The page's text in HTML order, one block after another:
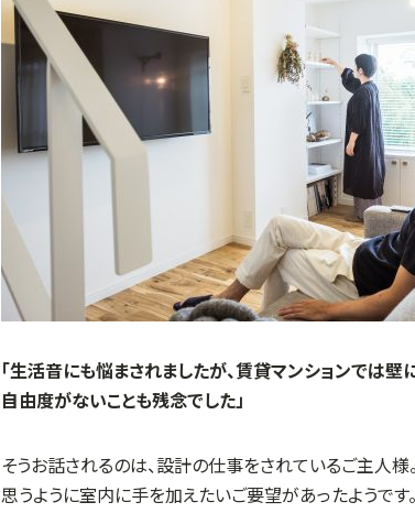
「生活音にも悩まされましたが、賃貸マンションでは壁
自由度がないことも残念でした」
そうお話されるのは、設計の仕事をされているご主人
思うように室内に手を加えたいご要望があったようで